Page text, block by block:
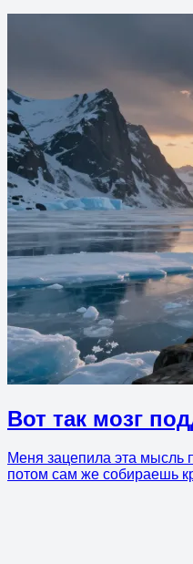
Вот так мозг
Меня зацепила эта мысль
потом сам же собираешь